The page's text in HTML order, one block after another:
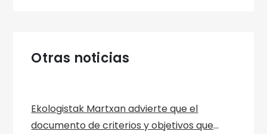
Otras noticias
Ekologistak Martxan advierte que el
documento de criterios y objetivos que